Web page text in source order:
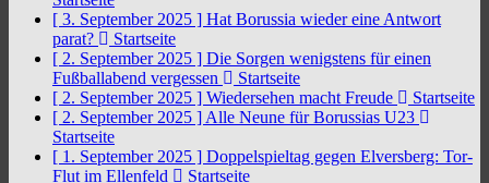
[ 3. September 2025 ] Hat Borussia wieder eine Antwort
parat?
Startseite
[ 2. September 2025 ] Die Sorgen wenigstens für einen
Fußballabend vergessen
Startseite
[ 2. September 2025 ] Wiedersehen macht Freude
Startseite
[ 2. September 2025 ] Alle Neune für Borussias U23
Startseite
[ 1. September 2025 ] Doppelspieltag gegen Elversberg: Tor-
Flut im Ellenfeld
Startseite